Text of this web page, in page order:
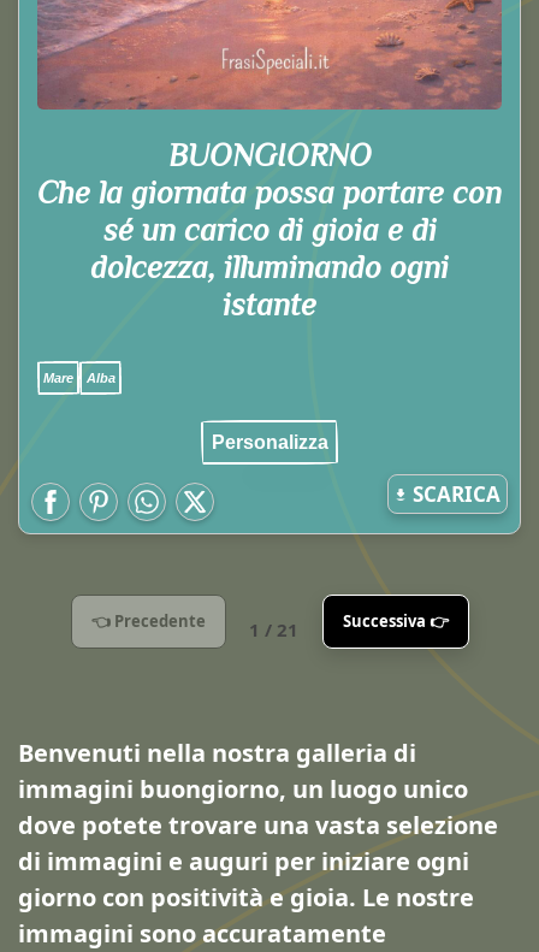
BUONGIORNO
Che la giornata possa portare con
sé un carico di gioia e di
dolcezza, illuminando ogni
istante
Mare Alba
Personalizza
SCARICA
👈 Precedente 1 / 21 Successiva 👉
Benvenuti nella nostra galleria di
immagini buongiorno, un luogo unico
dove potete trovare una vasta selezione
di immagini e auguri per iniziare ogni
giorno con positività e gioia. Le nostre
immagini sono accuratamente